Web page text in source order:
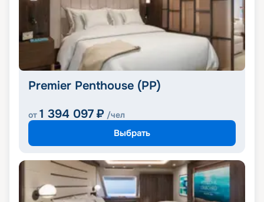
Premier Penthouse (PP)
от 1 394 097 ₽ /чел
Выбрать